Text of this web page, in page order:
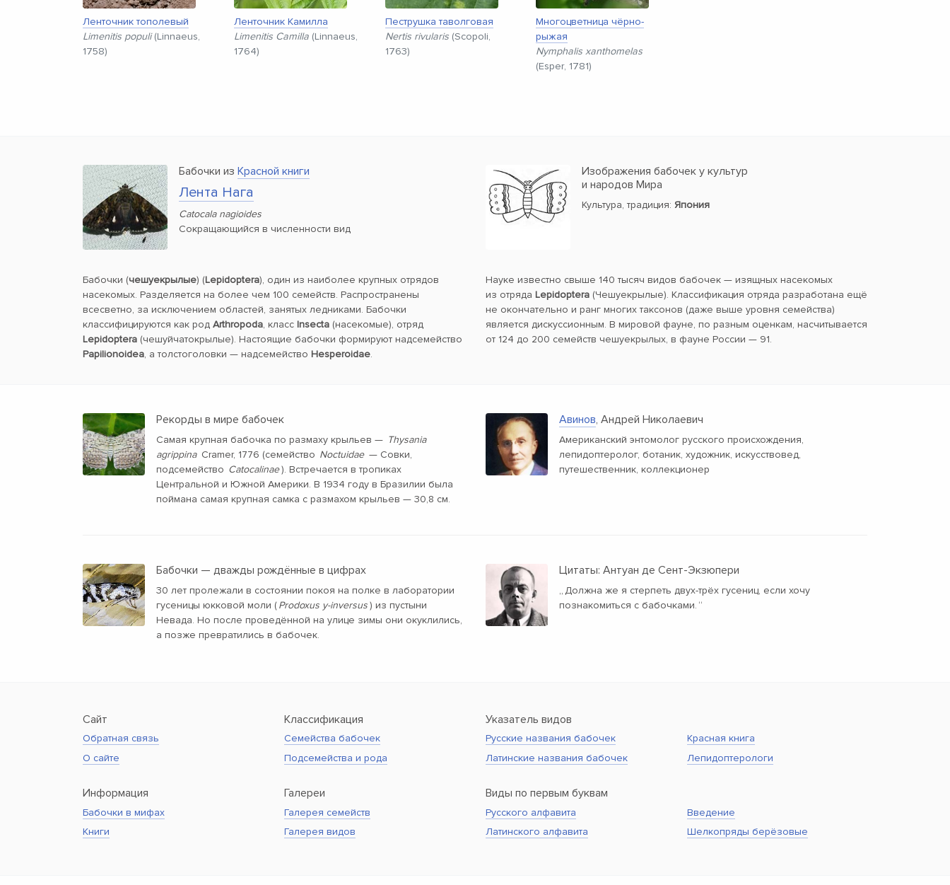
Ленточник тополевый
Limenitis populi(Linnaeus,
1758)
Ленточник Камилла
Limenitis Camilla(Linnaeus,
1764)
Пеструшка таволговая
Nertis rivularis(Scopoli,
1763)
Многоцветница чёрно-
рыжая
Nymphalis xanthomelas
(Esper, 1781)
Бабочки из Красной книги
Лента Нага
Catocala nagioides
Сокращающийся в численности вид
Изображения бабочек у культур
и народов Мира
Культура, традиция: Япония
Бабочки (чешуекрылые) (Lepidoptera), один из наиболее крупных отрядов
насекомых. Разделяется на более чем 100 семейств. Распространены
всесветно, за исключением областей, занятых ледниками. Бабочки
классифицируются как род Arthropoda, класс Insecta (насекомые), отряд
Lepidoptera (чешуйчатокрылые). Настоящие бабочки формируют надсемейство
Papilionoidea, а толстоголовки — надсемейство Hesperoidae.
Науке известно свыше 140 тысяч видов бабочек — изящных насекомых
из отряда Lepidoptera (Чешуекрылые). Классификация отряда разработана ещё
не окончательно и ранг многих таксонов (даже выше уровня семейства)
является дискуссионным. В мировой фауне, по разным оценкам, насчитывается
от 124 до 200 семейств чешуекрылых, в фауне России — 91.
Рекорды в мире бабочек
Самая крупная бабочка по размаху крыльев — Thysania
agrippina Cramer, 1776 (семейство Noctuidae — Совки,
подсемейство Catocalinae ). Встречается в тропиках
Центральной и Южной Америки. В 1934 году в Бразилии была
поймана самая крупная самка с размахом крыльев — 30,8 см.
Авинов, Андрей Николаевич
Американский энтомолог русского происхождения,
лепидоптеролог, ботаник, художник, искусствовед,
путешественник, коллекционер
Бабочки — дважды рождённые в цифрах
30 лет пролежали в состоянии покоя на полке в лаборатории
гусеницы юкковой моли (Prodoxus y-inversus ) из пустыни
Невада. Но после проведённой на улице зимы они окуклились,
а позже превратились в бабочек.
Цитаты: Антуан де Сент-Экзюпери
„Должна же я стерпеть двух-трёх гусениц, если хочу
познакомиться с бабочками. “
Сайт
Обратная связь
О сайте
Информация
Бабочки в мифах
Книги
Классификация
Семейства бабочек
Подсемейства и рода
Галереи
Галерея семейств
Галерея видов
Указатель видов
Русские названия бабочек
Латинские названия бабочек
Виды по первым буквам
Русского алфавита
Латинского алфавита
Красная книга
Лепидоптерологи
Введение
Шелкопряды берёзовые